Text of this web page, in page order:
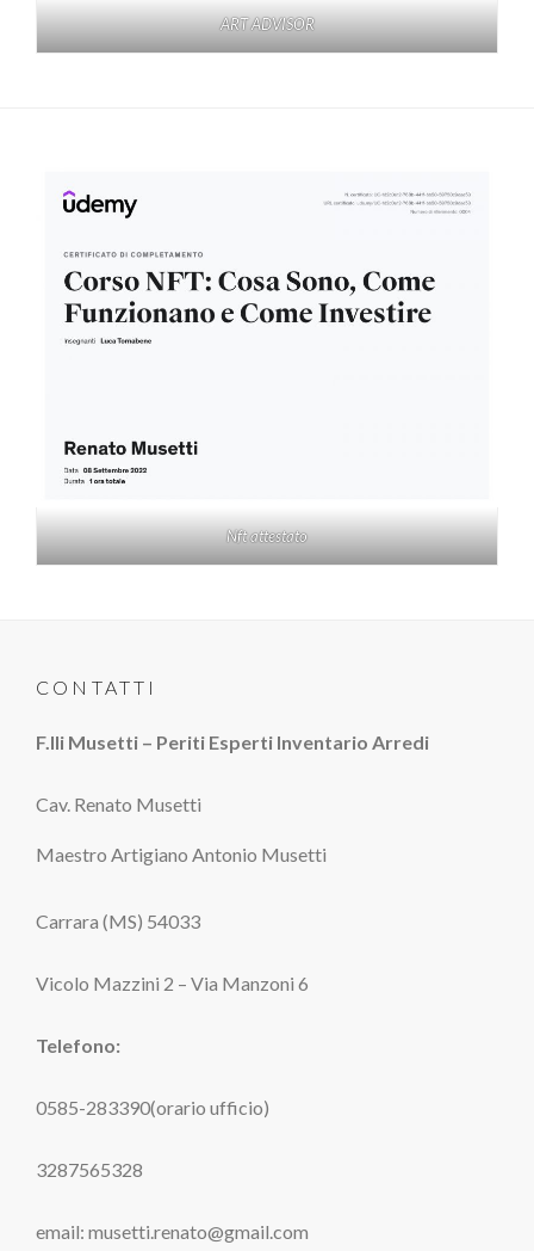
ART ADVISOR
Nft attestato
CONTATTI
F.lli Musetti – Periti Esperti Inventario Arredi
Cav. Renato Musetti
Maestro Artigiano Antonio Musetti
Carrara (MS) 54033
Vicolo Mazzini 2 – Via Manzoni 6
Telefono:
0585-283390(orario ufficio)
3287565328
email: musetti.renato@gmail.com